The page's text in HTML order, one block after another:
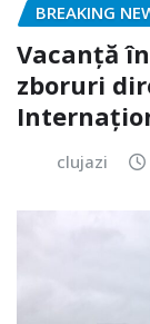
BREAKING
Vacanță
zboruri
clujazi